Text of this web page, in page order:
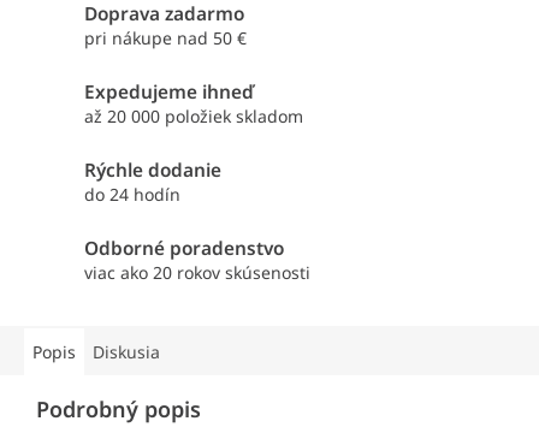
Doprava zadarmo
pri nákupe nad 50 €
Expedujeme ihneď
až 20 000 položiek skladom
Rýchle dodanie
do 24 hodín
Odborné poradenstvo
viac ako 20 rokov skúsenosti
Popis Diskusia
Podrobný popis